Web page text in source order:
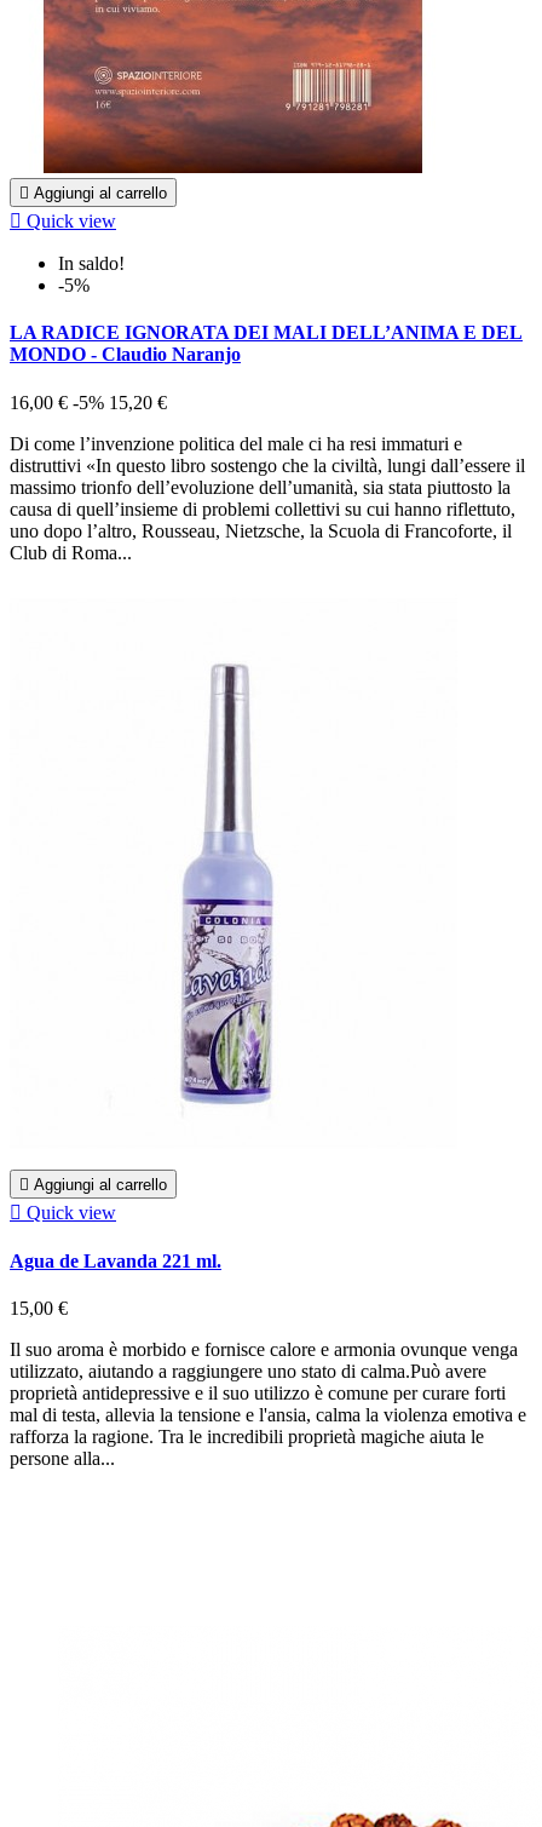
 Aggiungi al carrello
 Quick view
In saldo!
-5%
LA RADICE IGNORATA DEI MALI DELL’ANIMA E DEL
MONDO - Claudio Naranjo
16,00 € -5% 15,20 €
Di come l’invenzione politica del male ci ha resi immaturi e
distruttivi «In questo libro sostengo che la civiltà, lungi dall’essere il
massimo trionfo dell’evoluzione dell’umanità, sia stata piuttosto la
causa di quell’insieme di problemi collettivi su cui hanno riflettuto,
uno dopo l’altro, Rousseau, Nietzsche, la Scuola di Francoforte, il
Club di Roma...
 Aggiungi al carrello
 Quick view
Agua de Lavanda 221 ml.
15,00 €
Il suo aroma è morbido e fornisce calore e armonia ovunque venga
utilizzato, aiutando a raggiungere uno stato di calma.Può avere
proprietà antidepressive e il suo utilizzo è comune per curare forti
mal di testa, allevia la tensione e l'ansia, calma la violenza emotiva e
rafforza la ragione. Tra le incredibili proprietà magiche aiuta le
persone alla...